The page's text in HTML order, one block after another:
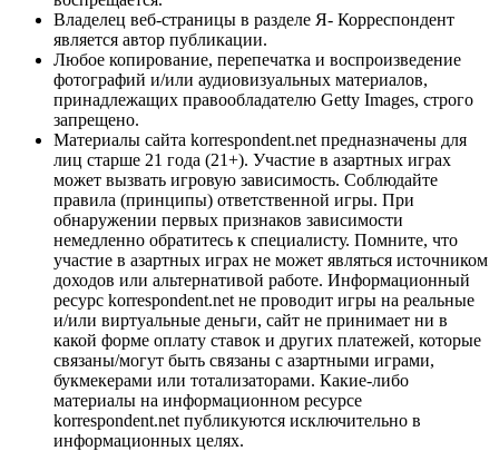
Владелец веб-страницы в разделе Я- Корреспондент
является автор публикации.
Любое копирование, перепечатка и воспроизведение
фотографий и/или аудиовизуальных материалов,
принадлежащих правообладателю Getty Images, строго
запрещено.
Материалы сайта korrespondent.net предназначены для
лиц старше 21 года (21+). Участие в азартных играх
может вызвать игровую зависимость. Соблюдайте
правила (принципы) ответственной игры. При
обнаружении первых признаков зависимости
немедленно обратитесь к специалисту. Помните, что
участие в азартных играх не может являться источником
доходов или альтернативой работе. Информационный
ресурс korrespondent.net не проводит игры на реальные
и/или виртуальные деньги, сайт не принимает ни в
какой форме оплату ставок и других платежей, которые
связаны/могут быть связаны с азартными играми,
букмекерами или тотализаторами. Какие-либо
материалы на информационном ресурсе
korrespondent.net публикуются исключительно в
информационных целях.